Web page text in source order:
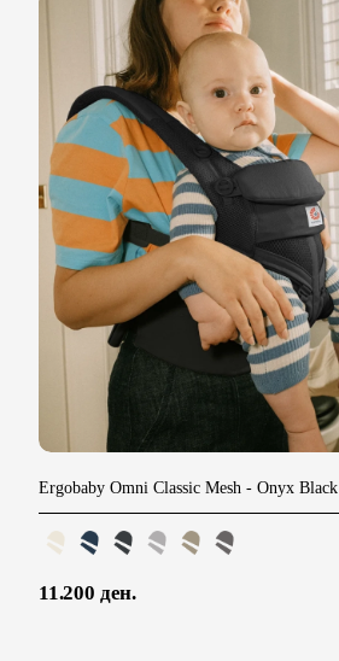
Ergobaby Omni Classic Mesh - Оnyx Black
11.200 ден.